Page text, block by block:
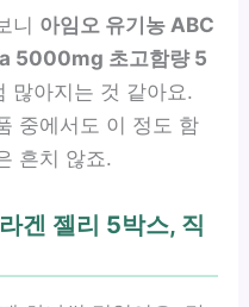
니 아임오 유기농 ABC
5000mg 초고함량 5
많아지는 것 같아요.
중에서도 이 정도 함
흔치 않죠.
겐 젤리 5박스, 직